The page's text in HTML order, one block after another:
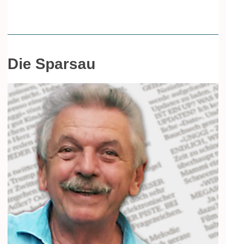
Die Sparsau